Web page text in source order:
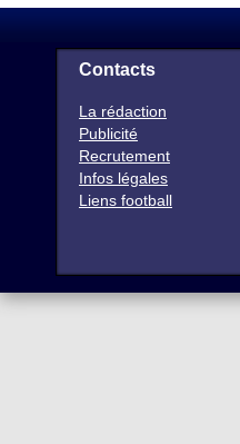
Contacts
La rédaction
Publicité
Recrutement
Infos légales
Liens football